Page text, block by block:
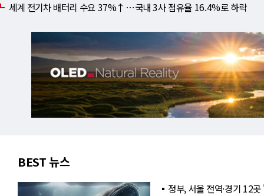
세계 전기차 배터리 수요 37%↑⋯국내 3사 점유율 16.4%로 하락
BEST 뉴스
정부, 서울 전역·경기 12